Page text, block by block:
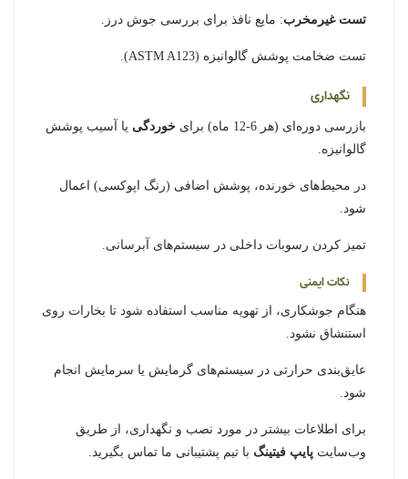
تست غیرمخرب: مایع نافذ برای بررسی جوش درز.
تست ضخامت پوشش گالوانیزه (ASTM A123).
نگهداری
بازرسی دوره‌ای (هر 6-12 ماه) برای خوردگی یا آسیب پوشش
گالوانیزه.
در محیط‌های خورنده، پوشش اضافی (رنگ اپوکسی) اعمال
شود.
تمیز کردن رسوبات داخلی در سیستم‌های آبرسانی.
نکات ایمنی
هنگام جوشکاری، از تهویه مناسب استفاده شود تا بخارات روی
استنشاق نشود.
عایق‌بندی حرارتی در سیستم‌های گرمایش یا سرمایش انجام
شود.
برای اطلاعات بیشتر در مورد نصب و نگهداری، از طریق
وب‌سایت پایپ فیتینگ با تیم پشتیبانی ما تماس بگیرید.